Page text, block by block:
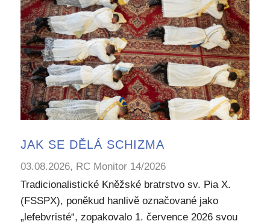
JAK SE DĚLÁ SCHIZMA
03.08.2026, RC Monitor 14/2026
Tradicionalistické Kněžské bratrstvo sv. Pia X.
(FSSPX), poněkud hanlivě označované jako
„lefebvristé“, zopakovalo 1. července 2026 svou